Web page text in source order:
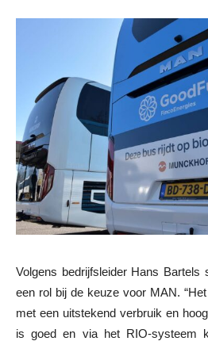
Volgens bedrijfsleider Hans Bartels
een rol bij de keuze voor MAN.
met een uitstekend verbruik en
is goed en via het RIO-systeem